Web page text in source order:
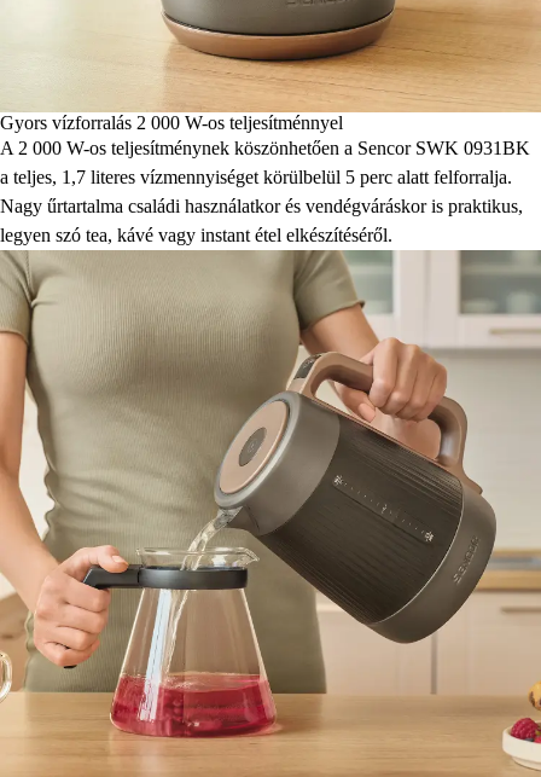
Gyors vízforralás 2 000 W-os teljesítménnyel
A 2 000 W-os teljesítménynek köszönhetően a Sencor SWK 0931BK
a teljes, 1,7 literes vízmennyiséget körülbelül 5 perc alatt felforralja.
Nagy űrtartalma családi használatkor és vendégváráskor is praktikus,
legyen szó tea, kávé vagy instant étel elkészítéséről.